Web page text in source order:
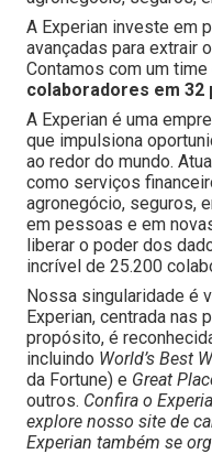
A Experian investe em
avançadas para extrair
Contamos com um
colaboradores em 32
A Experian é uma
que impulsiona
ao redor do mundo.
como serviços
agronegócio, seguros,
em pessoas e em
liberar o poder dos
incrível de 25.200
Nossa singularidade é
Experian, centrada nas
propósito, é
incluindo World’s Best
da Fortune) e Great
outros. Confira o
explore nosso site de
Experian também se